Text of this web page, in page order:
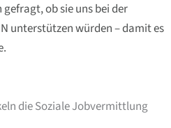
ob sie uns bei der
unterstützen würden – damit es
die Soziale Jobvermittlung